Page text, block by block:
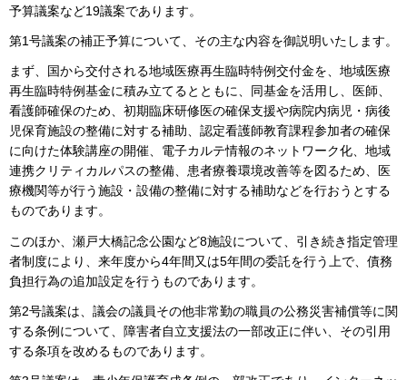
予算議案など19議案であります。
第1号議案の補正予算について、その主な内容を御説明いたします。
まず、国から交付される地域医療再生臨時特例交付金を、地域医療
再生臨時特例基金に積み立てるとともに、同基金を活用し、医師、
看護師確保のため、初期臨床研修医の確保支援や病院内病児・病後
児保育施設の整備に対する補助、認定看護師教育課程参加者の確保
に向けた体験講座の開催、電子カルテ情報のネットワーク化、地域
連携クリティカルパスの整備、患者療養環境改善等を図るため、医
療機関等が行う施設・設備の整備に対する補助などを行おうとする
ものであります。
このほか、瀬戸大橋記念公園など8施設について、引き続き指定管理
者制度により、来年度から4年間又は5年間の委託を行う上で、債務
負担行為の追加設定を行うものであります。
第2号議案は、議会の議員その他非常勤の職員の公務災害補償等に関
する条例について、障害者自立支援法の一部改正に伴い、その引用
する条項を改めるものであります。